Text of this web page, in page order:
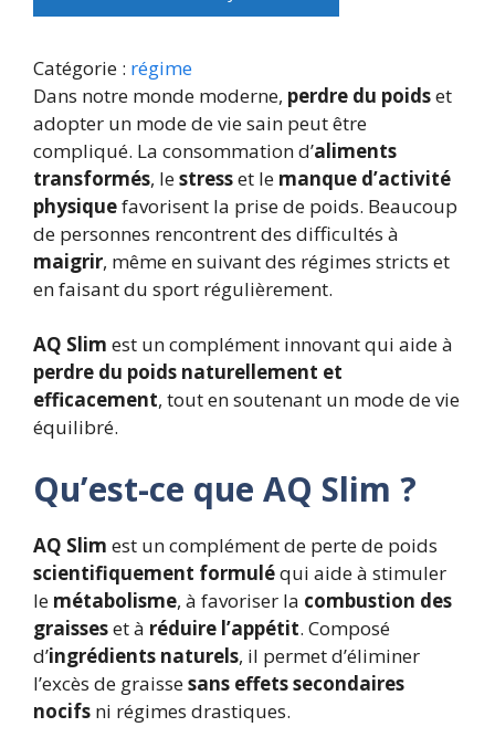
p
i
x
i
n
i
t
i
a
l
t
a
i
t
:
3
,
0
0
€
.
p
i
x
a
c
t
u
e
l
e
t
:
0
€
.
Catégorie : régime
Dans notre monde moderne, perdre du poidset
adopter un mode de vie sain peut être
compliqué. La consommation d’aliments
transformés, lestresset le manque d’activité
physiquefavorisent la prise de poids. Beaucoup
de personnes rencontrent des difficultés à
maigrir, même en suivant des régimes stricts et
en faisant du sport régulièrement.
AQ Slim est un complément innovant qui aide à
perdre du poids naturellement et
efficacement, tout en soutenant un mode de vie
équilibré.
Qu’est-ce que AQ Slim ?
AQ Slim est un complément de perte de poids
scientifiquement formuléqui aide à stimuler
le métabolisme, à favoriser la combustion des
graisseset à réduire l’appétit. Composé
d’ingrédients naturels, il permet d’éliminer
l’excès de graissesans effets secondaires
nocifs ni régimes drastiques.